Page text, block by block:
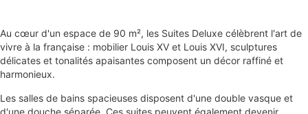
Au cœur d'un espace de 90 m², les Suites Deluxe célèbrent l'art de
vivre à la française : mobilier Louis XV et Louis XVI, sculptures
délicates et tonalités apaisantes composent un décor raffiné et
harmonieux.
Les salles de bains spacieuses disposent d'une double vasque et
d'une douche séparée. Ces suites peuvent également devenir